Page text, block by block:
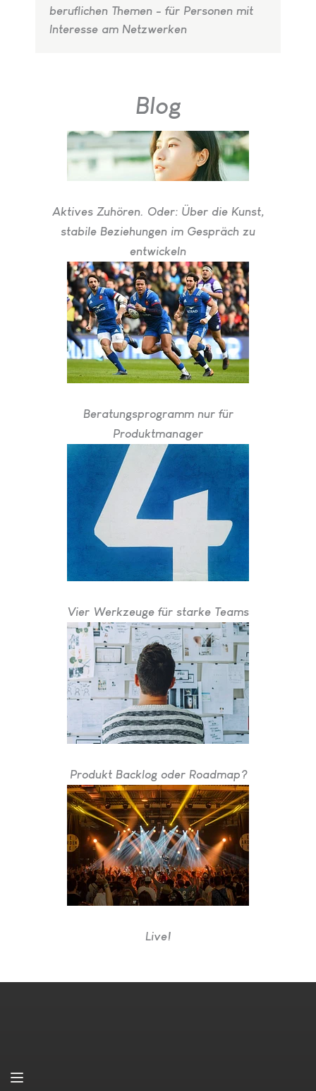
beruflichen Themen - für Personen mit
Interesse am Netzwerken
Blog
Aktives Zuhören. Oder: Über die Kunst,
stabile Beziehungen im Gespräch zu
entwickeln
Beratungsprogramm nur für
Produktmanager
Vier Werkzeuge für starke Teams
Produkt Backlog oder Roadmap?
Live!